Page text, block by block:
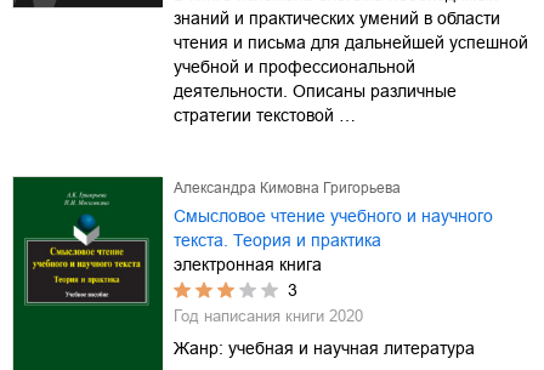
знаний и практических умений в области
чтения и письма для дальнейшей успешной
учебной и профессиональной
деятельности. Описаны различные
стратегии текстовой …
Александра Кимовна Григорьева
Смысловое чтение учебного и научного
текста. Теория и практика
электронная книга
3
Год написания книги 2020
Жанр: учебная и научная литература